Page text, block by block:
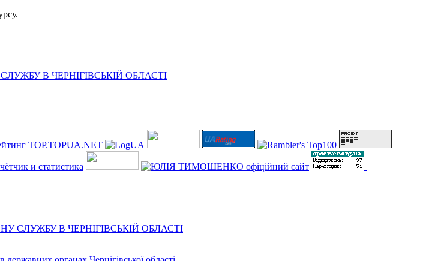
В ЧЕРНІГІВСЬКІЙ ОБЛАСТІ
В ЧЕРНІГІВСЬКІЙ ОБЛАСТІ